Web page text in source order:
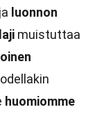
ja luonnon
laji muistuttaa
huomiomme